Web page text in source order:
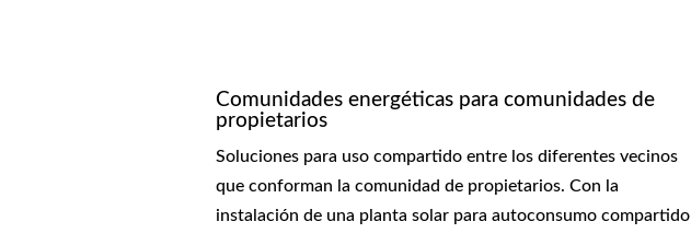
Comunidades energéticas para comunidades de
propietarios
Soluciones para uso compartido entre los diferentes vecinos
que conforman la comunidad de propietarios. Con la
instalación de una planta solar para autoconsumo compartido